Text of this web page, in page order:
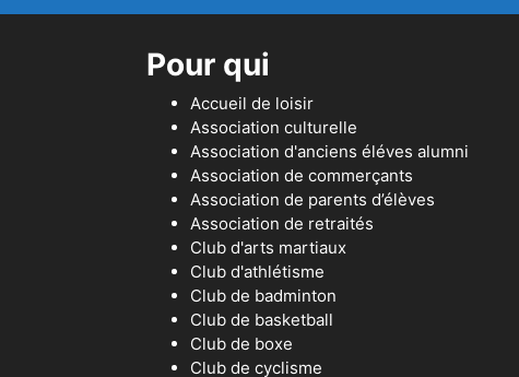
Pour qui
Accueil de loisir
Association culturelle
Association d'anciens éléves alumni
Association de commerçants
Association de parents d’élèves
Association de retraités
Club d'arts martiaux
Club d'athlétisme
Club de badminton
Club de basketball
Club de boxe
Club de cyclisme